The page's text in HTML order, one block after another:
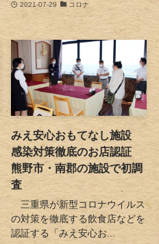
2021-07-29 コロナ
みえ安心おもてなし施設
感染対策徹底のお店認証
熊野市・南郡の施設で初調
査
三重県が新型コロナウイルス
の対策を徹底する飲食店などを
認証する「みえ安心お...